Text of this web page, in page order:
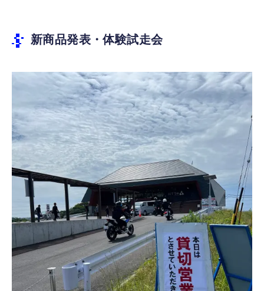
新商品発表・体験試走会